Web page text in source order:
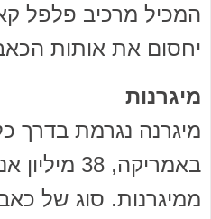
המכיל מרכיב פלפל
יחסום את אותות
מיגרנות
באמריקה, 38
ממיגרנות. סוג של